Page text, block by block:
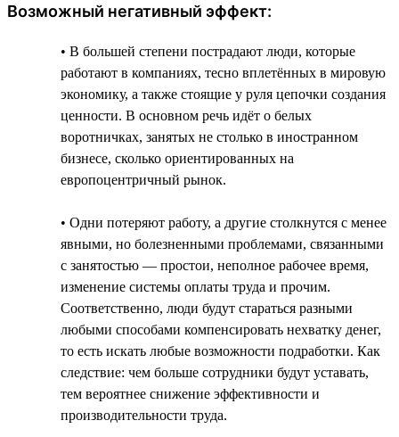
Возможный негативный эффект:
• В большей степени пострадают люди, которые
работают в компаниях, тесно вплетённых в мировую
экономику, а также стоящие у руля цепочки создания
ценности. В основном речь идёт о белых
воротничках, занятых не столько в иностранном
бизнесе, сколько ориентированных на
европоцентричный рынок.
• Одни потеряют работу, а другие столкнутся с менее
явными, но болезненными проблемами, связанными
с занятостью — простои, неполное рабочее время,
изменение системы оплаты труда и прочим.
Соответственно, люди будут стараться разными
любыми способами компенсировать нехватку денег,
то есть искать любые возможности подработки. Как
следствие: чем больше сотрудники будут уставать,
тем вероятнее снижение эффективности и
производительности труда.